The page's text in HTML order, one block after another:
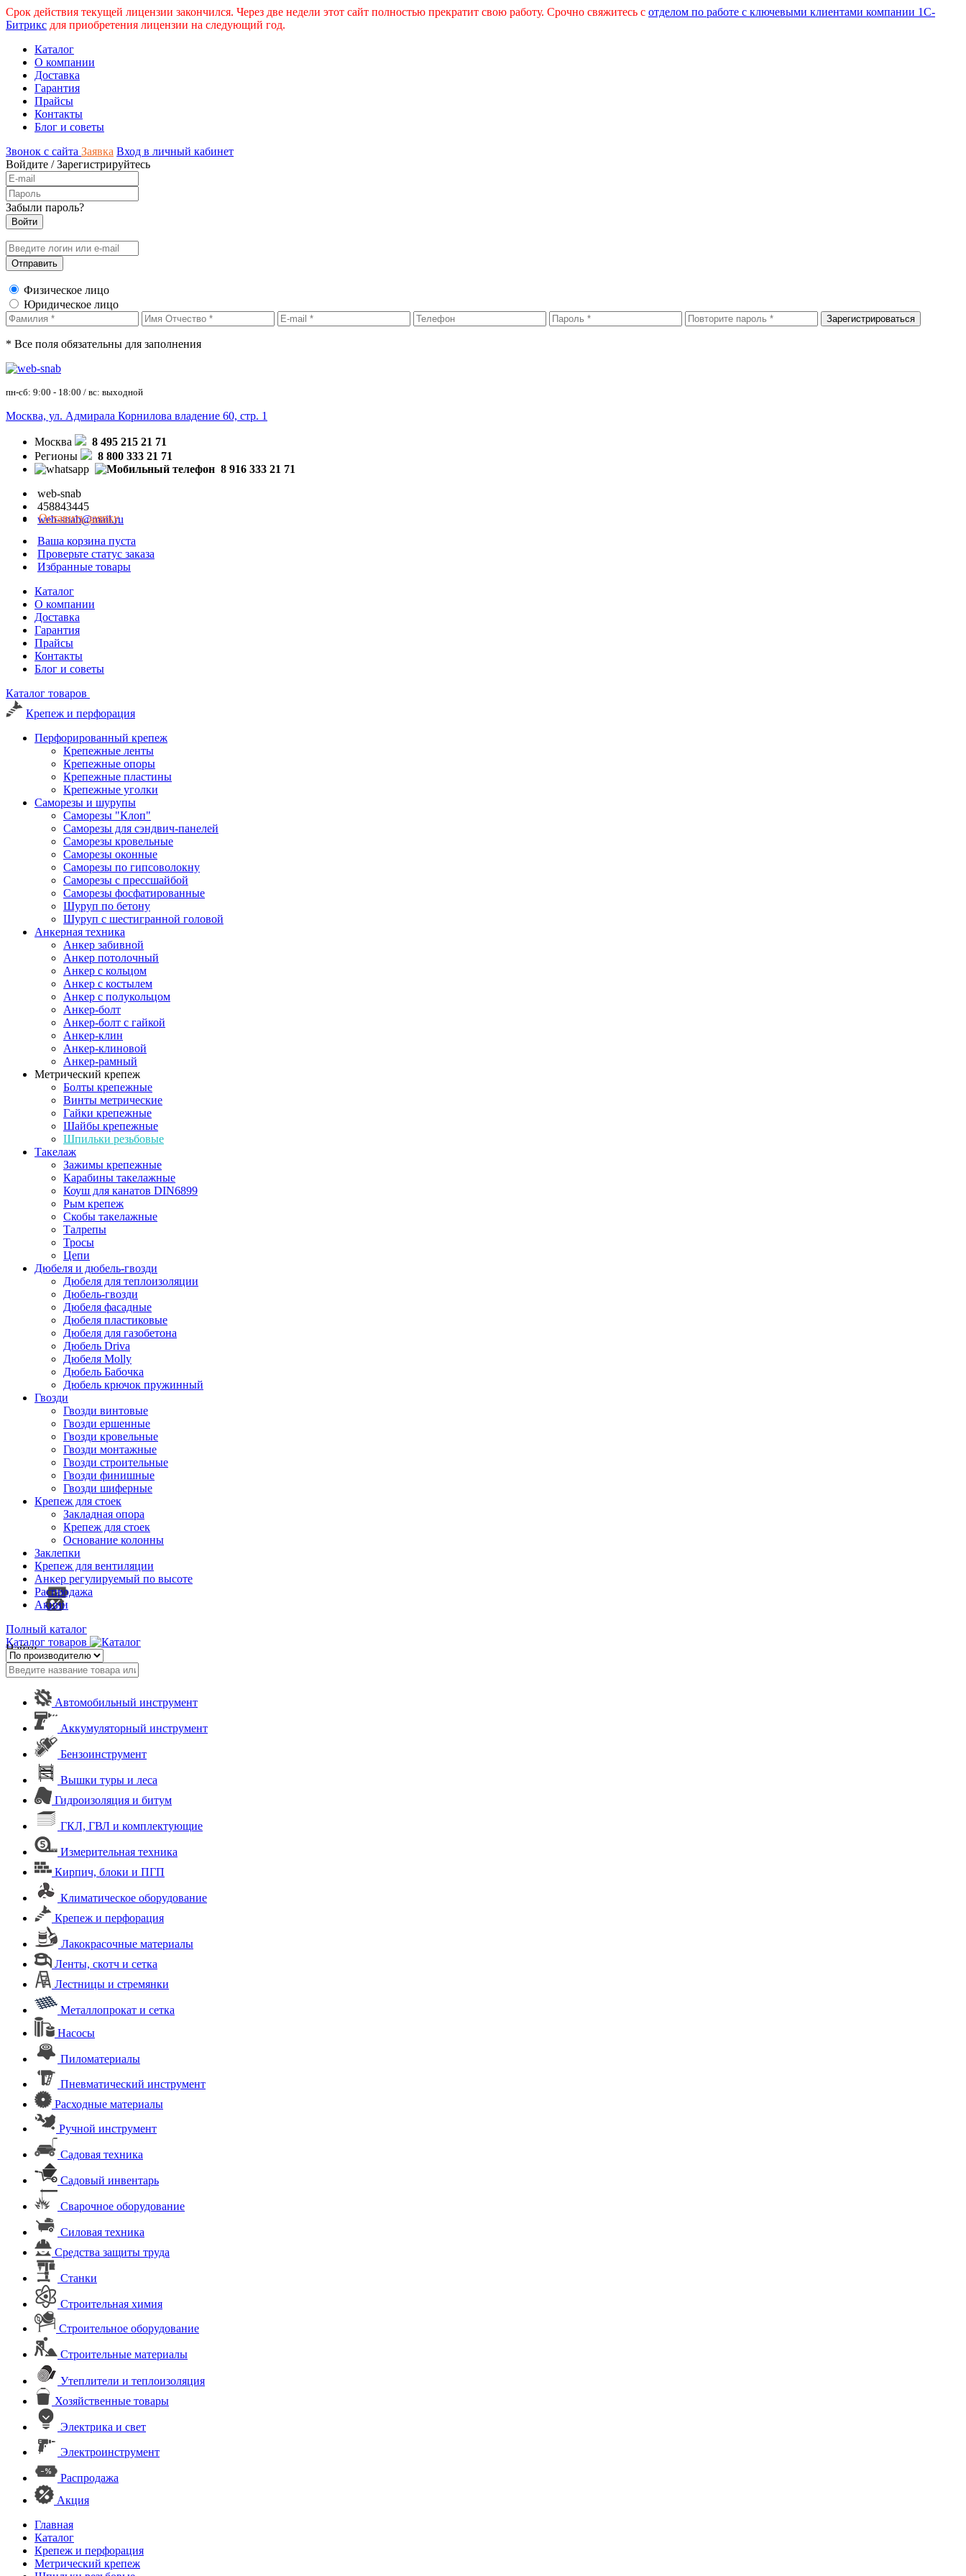
Срок действия текущей лицензии закончился. Через две недели этот сайт полностью прекратит свою работу. Срочно свяжитесь с отделом по работе с ключевыми клиентами компании 1С-
Битрикс для приобретения лицензии на следующий год.
Каталог
О компании
Доставка
Гарантия
Прайсы
Контакты
Блог и советы
Звонок с сайта Заявка Вход в личный кабинет
Войдите /Зарегистрируйтесь
Забыли пароль?
Физическое лицо
Юридическое лицо
* Все поля обязательны для заполнения
пн-сб: 9:00 - 18:00 / вс: выходной
Москва, ул. Адмирала Корнилова владение 60, стр. 1
Москва
8 495 215 21 71
Регионы
8 800 333 21 71
8 916 333 21 71
web-snab
458843445
web-snab@mail.ru
Оставить заявку
Ваша корзина пуста
Проверьте статус заказа
Избранные товары
Каталог
О компании
Доставка
Гарантия
Прайсы
Контакты
Блог и советы
Каталог товаров
Крепеж и перфорация
Перфорированный крепеж
Крепежные ленты
Крепежные опоры
Крепежные пластины
Крепежные уголки
Саморезы и шурупы
Саморезы "Клоп"
Саморезы для сэндвич-панелей
Саморезы кровельные
Саморезы оконные
Саморезы по гипсоволокну
Саморезы с прессшайбой
Саморезы фосфатированные
Шуруп по бетону
Шуруп с шестигранной головой
Анкерная техника
Анкер забивной
Анкер потолочный
Анкер с кольцом
Анкер с костылем
Анкер с полукольцом
Анкер-болт
Анкер-болт с гайкой
Анкер-клин
Анкер-клиновой
Анкер-рамный
Метрический крепеж
Болты крепежные
Винты метрические
Гайки крепежные
Шайбы крепежные
Шпильки резьбовые
Такелаж
Зажимы крепежные
Карабины такелажные
Коуш для канатов DIN6899
Рым крепеж
Скобы такелажные
Талрепы
Тросы
Цепи
Дюбеля и дюбель-гвозди
Дюбеля для теплоизоляции
Дюбель-гвозди
Дюбеля фасадные
Дюбеля пластиковые
Дюбеля для газобетона
Дюбель Driva
Дюбеля Molly
Дюбель Бабочка
Дюбель крючок пружинный
Гвозди
Гвозди винтовые
Гвозди ершенные
Гвозди кровельные
Гвозди монтажные
Гвозди строительные
Гвозди финишные
Гвозди шиферные
Крепеж для стоек
Закладная опора
Крепеж для стоек
Основание колонны
Заклепки
Крепеж для вентиляции
Анкер регулируемый по высоте
Распродажа
Акции
Полный каталог
Каталог товаров
Найти
Автомобильный инструмент
Аккумуляторный инструмент
Бензоинструмент
Вышки туры и леса
Гидроизоляция и битум
ГКЛ, ГВЛ и комплектующие
Измерительная техника
Кирпич, блоки и ПГП
Климатическое оборудование
Крепеж и перфорация
Лакокрасочные материалы
Ленты, скотч и сетка
Лестницы и стремянки
Металлопрокат и сетка
Насосы
Пиломатериалы
Пневматический инструмент
Расходные материалы
Ручной инструмент
Садовая техника
Садовый инвентарь
Сварочное оборудование
Силовая техника
Средства защиты труда
Станки
Строительная химия
Строительное оборудование
Строительные материалы
Утеплители и теплоизоляция
Хозяйственные товары
Электрика и свет
Электроинструмент
Распродажа
Акция
Главная
Каталог
Крепеж и перфорация
Метрический крепеж